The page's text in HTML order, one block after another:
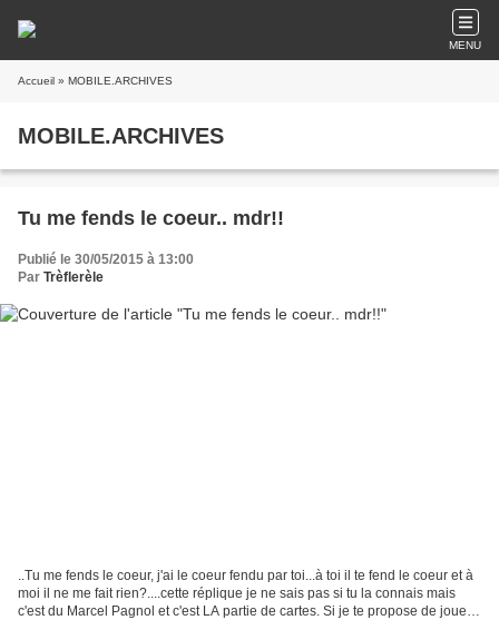
MENU
Accueil » MOBILE.ARCHIVES
MOBILE.ARCHIVES
Tu me fends le coeur.. mdr!!
Publié le 30/05/2015 à 13:00
Par Trèflerèle
..Tu me fends le coeur, j'ai le coeur fendu par toi...à toi il te fend le coeur et à
moi il ne me fait rien?....cette réplique je ne sais pas si tu la connais mais
c'est du Marcel Pagnol et c'est LA partie de cartes. Si je te propose de jouer